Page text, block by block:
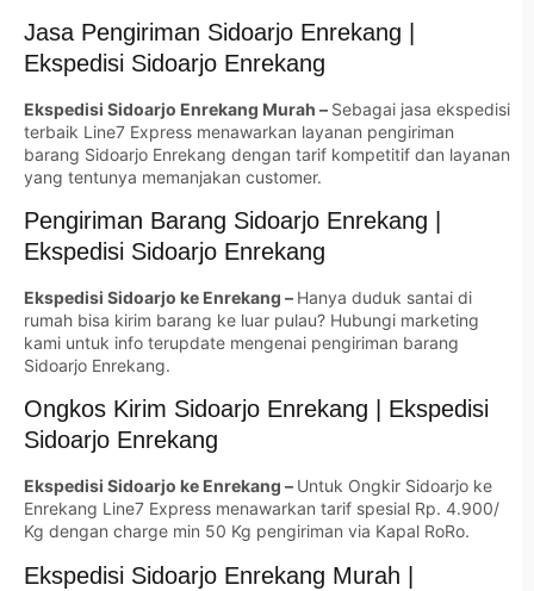
Jasa Pengiriman Sidoarjo Enrekang |
Ekspedisi Sidoarjo Enrekang
Ekspedisi Sidoarjo Enrekang Murah – Sebagai jasa ekspedisi
terbaik Line7 Express menawarkan layanan pengiriman
barang Sidoarjo Enrekang dengan tarif kompetitif dan layanan
yang tentunya memanjakan customer.
Pengiriman Barang Sidoarjo Enrekang |
Ekspedisi Sidoarjo Enrekang
Ekspedisi Sidoarjo ke Enrekang – Hanya duduk santai di
rumah bisa kirim barang ke luar pulau? Hubungi marketing
kami untuk info terupdate mengenai pengiriman barang
Sidoarjo Enrekang.
Ongkos Kirim Sidoarjo Enrekang | Ekspedisi
Sidoarjo Enrekang
Ekspedisi Sidoarjo ke Enrekang – Untuk Ongkir Sidoarjo ke
Enrekang Line7 Express menawarkan tarif spesial Rp. 4.900/
Kg dengan charge min 50 Kg pengiriman via Kapal RoRo.
Ekspedisi Sidoarjo Enrekang Murah |